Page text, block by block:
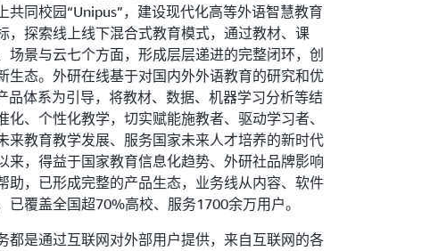
共同校园“Unipus”，建设现代化高等外语智慧教育
，探索线上线下混合式教育模式，通过教材、课
场景与云七个方面，形成层层递进的完整闭环，创
生态。外研在线基于对国内外外语教育的研究和优
品体系为引导，将教材、数据、机器学习分析等结
化、个性化教学，切实赋能施教者、驱动学习者、
来教育教学发展、服务国家未来人才培养的新时代
来，得益于国家教育信息化趋势、外研社品牌影响
助，已形成完整的产品生态，业务线从内容、软件
已覆盖全国超70%高校、服务1700余万用户。
都是通过互联网对外部用户提供，来自互联网的各